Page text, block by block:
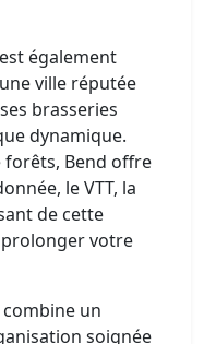
également
ville réputée
brasseries
dynamique.
forêts, Bend offre
le VTT, la
de cette
votre
un
soignée